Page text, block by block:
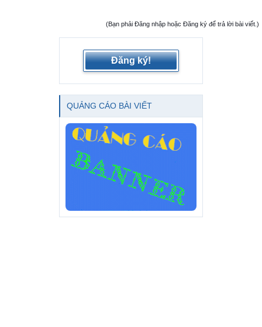
(Bạn phải Đăng nhập hoặc Đăng ký để trả lời bài viết.)
Đăng ký!
QUẢNG CÁO BÀI VIẾT